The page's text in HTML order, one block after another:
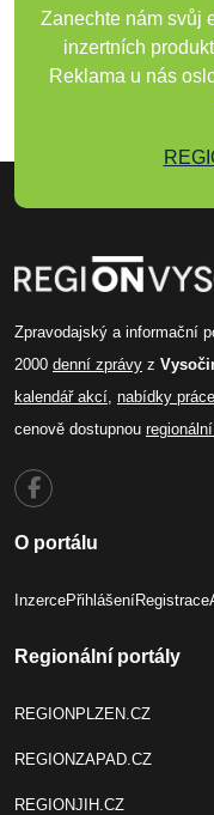
Zanechte nám svůj
inzertních
Reklama u nás
Zpravodajský a informační
2000 denní zprávy z
kalendář akcí nabídky práce
cenově dostupnou
O portálu
InzercePřihlášeníRegistrace
Regionální portály
REGIONPLZEN.CZ
REGIONZAPAD.CZ
REGIONJIH.CZ